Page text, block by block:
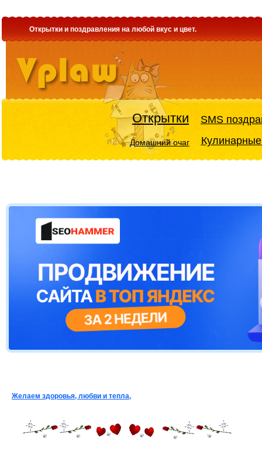
Открытки и поздравления на любой вкус и цвет.
Открытки SMS
Домашний очаг
Желаем здоровья, любви и тепла,